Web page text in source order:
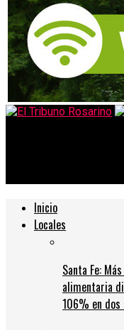
Inicio
Locales
Santa Fe:
alimentaria
106% en dos